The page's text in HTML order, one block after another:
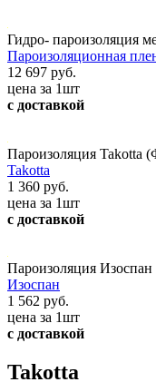
Гидро- пароизоляция
Пароизоляционная
12 697 руб.
цена за 1шт
с доставкой
Пароизоляция Takotta
Takotta
1 360 руб.
цена за 1шт
с доставкой
Пароизоляция Изоспан
Изоспан
1 562 руб.
цена за 1шт
с доставкой
Takotta